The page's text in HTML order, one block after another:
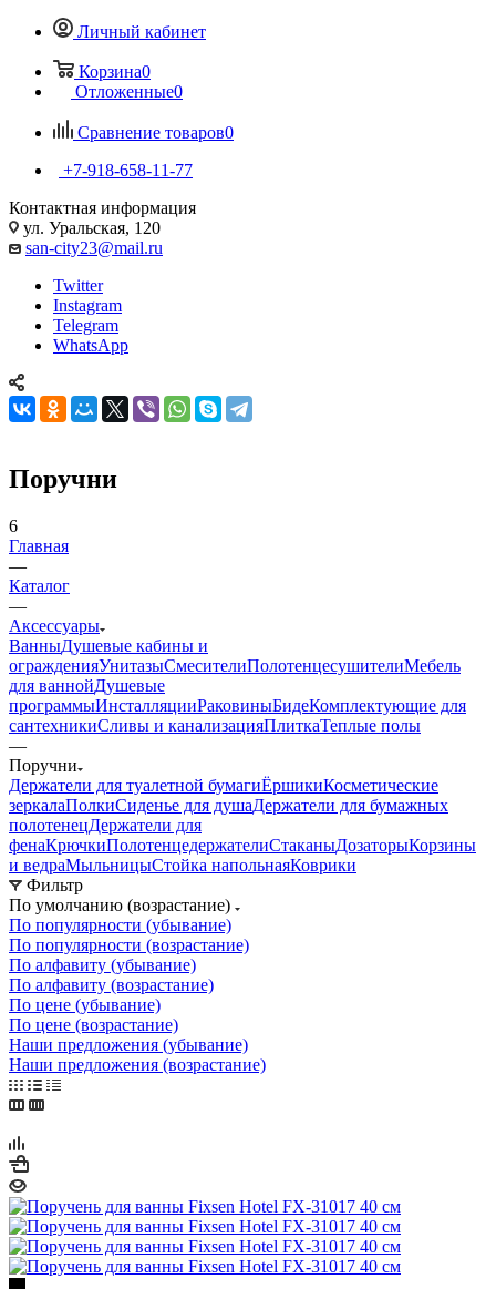
Личный кабинет
Корзина0
Отложенные0
Сравнение товаров0
+7-918-658-11-77
Контактная информация
ул. Уральская, 120
san-city23@mail.ru
Twitter
Instagram
Telegram
WhatsApp
Поручни
6
Главная
—
Каталог
—
Аксессуары
ВанныДушевые кабины и
огражденияУнитазыСмесителиПолотенцесушителиМебель
для ваннойДушевые
программыИнсталляцииРаковиныБидеКомплектующие для
сантехникиСливы и канализацияПлиткаТеплые полы
—
Поручни
Держатели для туалетной бумагиЁршикиКосметические
зеркалаПолкиСиденье для душаДержатели для бумажных
полотенецДержатели для
фенаКрючкиПолотенцедержателиСтаканыДозаторыКорзины
и ведраМыльницыСтойка напольнаяКоврики
Фильтр
По умолчанию (возрастание)
По популярности (убывание)
По популярности (возрастание)
По алфавиту (убывание)
По алфавиту (возрастание)
По цене (убывание)
По цене (возрастание)
Наши предложения (убывание)
Наши предложения (возрастание)